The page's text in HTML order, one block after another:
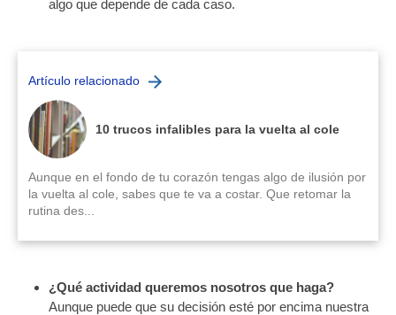
algo que depende de cada caso.
Artículo relacionado
10 trucos infalibles para la vuelta al cole
Aunque en el fondo de tu corazón tengas algo de ilusión por
la vuelta al cole, sabes que te va a costar. Que retomar la
rutina des...
¿Qué actividad queremos nosotros que haga?
Aunque puede que su decisión esté por encima nuestra